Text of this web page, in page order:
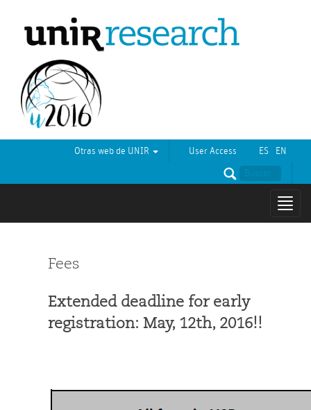
ES EN
User Access
Otras web de UNIR
Fees
Extended deadline for early
registration: May, 12th, 2016!!